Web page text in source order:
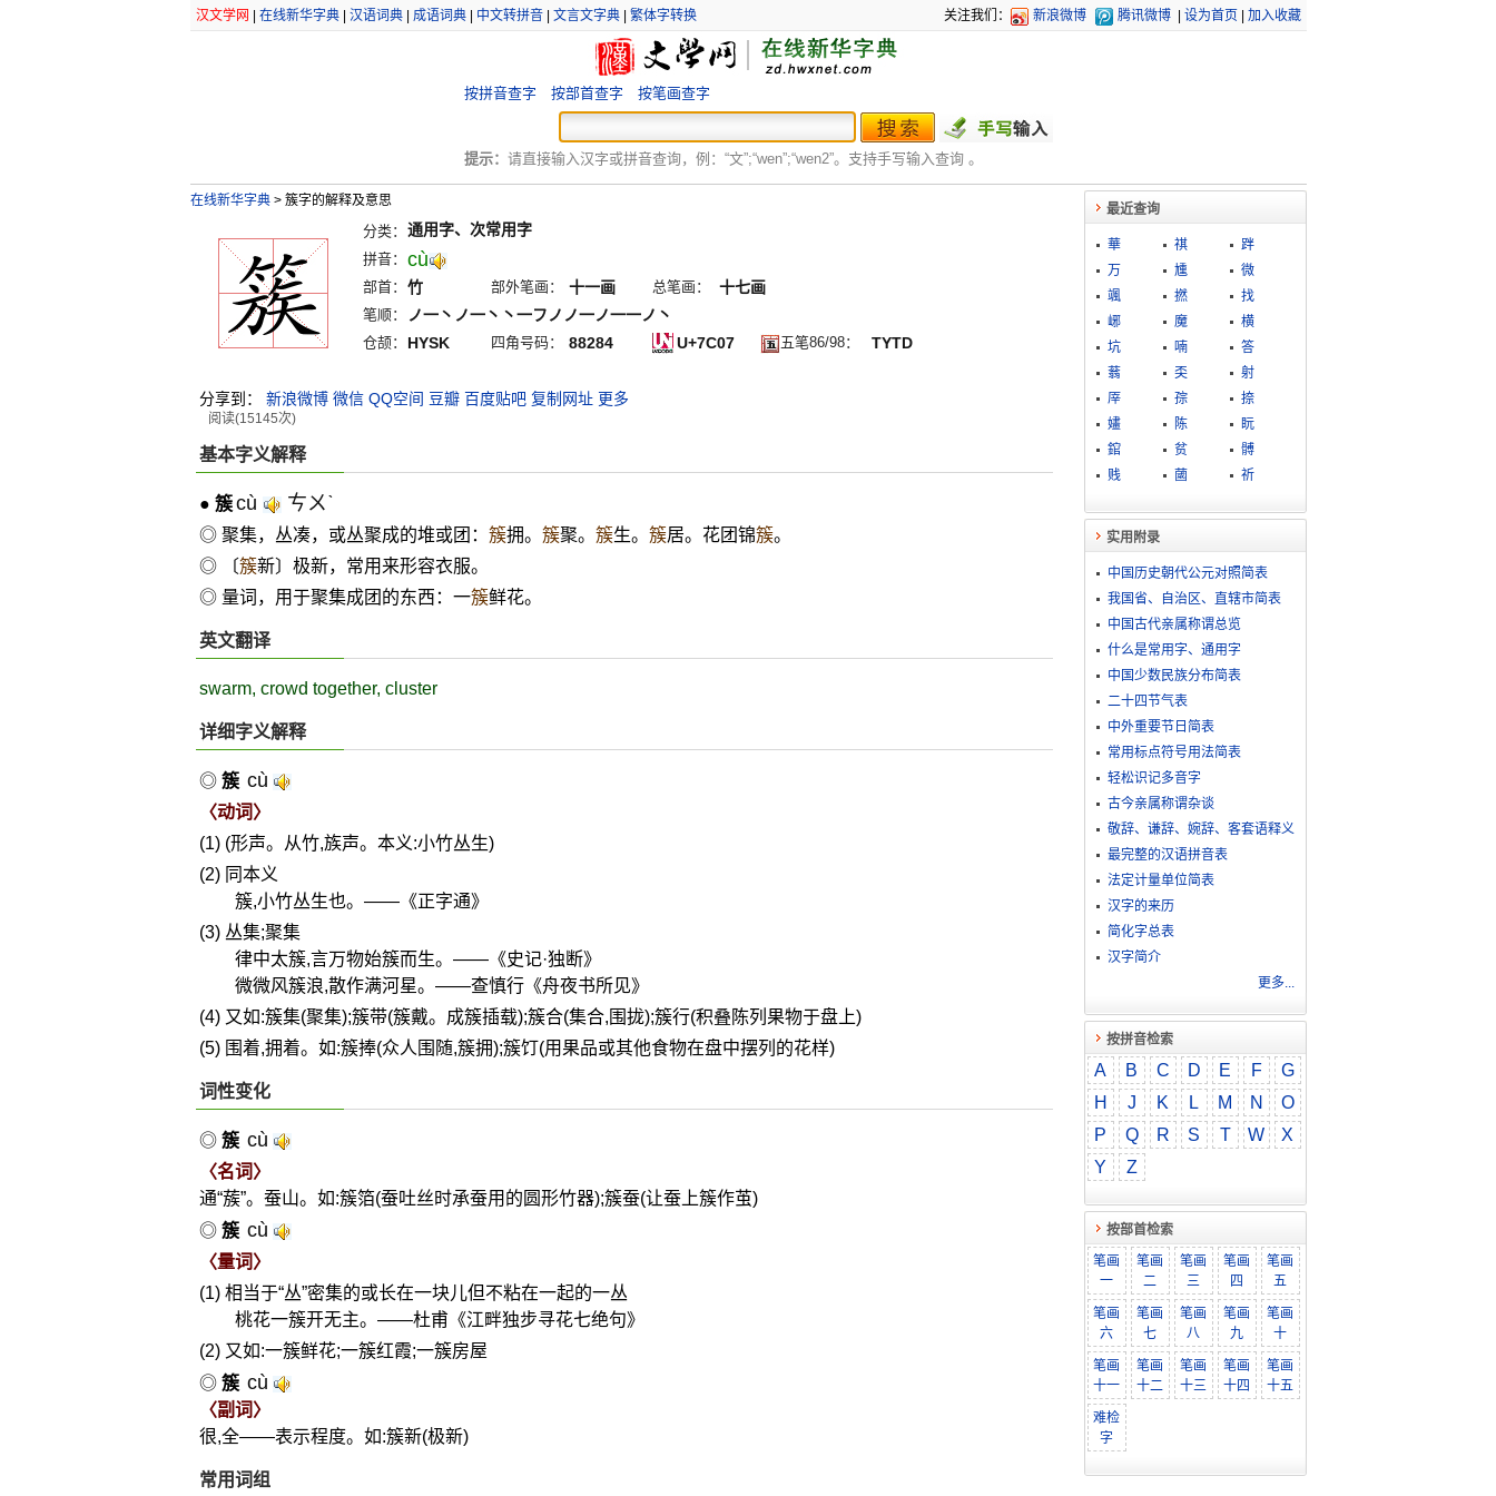
汉文学网 在线新华字典| 汉语词典| 成语词典| 中文转拼音| 文言文字典| 繁体字转换 关注我们： 新浪微博 腾讯微博 设为首页 加入收藏
按拼音查字 按部首查字 按笔画查字
提示： 请直接输入汉字或拼音查询，例：“文”;“wen”;“wen2”。支持手写输入查询 。
在线新华字典 >簇字的解释及意思
分类： 通用字、次常用字
拼音： cù
部首： 竹 部外笔画： 十一画 总笔画： 十七画
笔顺： ノ一丶ノ一丶丶一フノノ一ノ一一ノ丶
仓颉： HYSK 四角号码： 88284 U+7C07 五笔86/98： TYTD
分享到： 新浪微博 微信 QQ空间 豆瓣 百度贴吧 复制网址 更多
阅读(15145次)
基本字义解释
● 簇 cù ㄘㄨˋ
◎ 聚集，丛凑，或丛聚成的堆或团： 簇拥。 簇聚。 簇生。 簇居。花团锦簇。
◎ 〔簇新〕极新，常用来形容衣服。
◎ 量词，用于聚集成团的东西：一簇鲜花。
英文翻译
swarm, crowd together, cluster
详细字义解释
◎ 簇 cù
〈动词〉
(1) (形声。从竹,族声。本义:小竹丛生)
(2) 同本义
簇,小竹丛生也。——《正字通》
(3) 丛集;聚集
律中太簇,言万物始簇而生。——《史记·独断》
微微风簇浪,散作满河星。——查慎行《舟夜书所见》
(4) 又如:簇集(聚集);簇带(簇戴。成簇插载);簇合(集合,围拢);簇行(积叠陈列果物于盘上)
(5) 围着,拥着。如:簇捧(众人围随,簇拥);簇饤(用果品或其他食物在盘中摆列的花样)
词性变化
◎ 簇 cù
〈名词〉
通“蔟”。蚕山。如:簇箔(蚕吐丝时承蚕用的圆形竹器);簇蚕(让蚕上簇作茧)
◎ 簇 cù
〈量词〉
(1) 相当于“丛”密集的或长在一块儿但不粘在一起的一丛
桃花一簇开无主。——杜甫《江畔独步寻花七绝句》
(2) 又如:一簇鲜花;一簇红霞;一簇房屋
◎ 簇 cù
〈副词〉
很,全——表示程度。如:簇新(极新)
常用词组
最近查询
華 祺
跘
万
尰
微
颯
撚
找
峫
魔
横
坑
喃
答
蓊
奀
射
厗
孮
捺
嫿
陈
盶
錧
贫
髆
贱
蔮 祈
实用附录
中国历史朝代公元对照简表
我国省、自治区、直辖市简表
中国古代亲属称谓总览
什么是常用字、通用字
中国少数民族分布简表
二十四节气表
中外重要节日简表
常用标点符号用法简表
轻松识记多音字
古今亲属称谓杂谈
敬​辞​、​谦​辞​、​婉​辞​、​客​套​语​释​义
最完整的汉语拼音表
法定计量单位简表
汉字的来历
简化字总表
汉字简介
更多...
按拼音检索
A B C D E F
G
H
J K L M N
O
P
Q R S T W
X
Y
Z
按部首检索
笔画
一
笔画
二
笔画
三
笔画
四
笔画
五
笔画
六
笔画
七
笔画
八
笔画
九
笔画
十
笔画
十一
笔画
十二
笔画
十三
笔画
十四
笔画
十五
难检
字